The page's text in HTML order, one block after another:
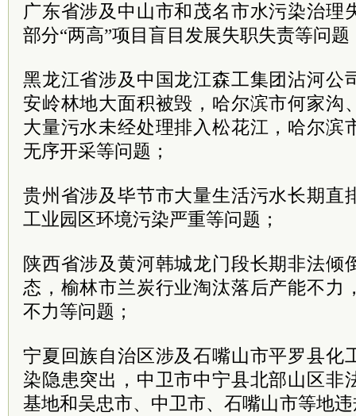
广东省涉及中山市和茂名市水污染治理
部分“两高”项目盲目发展失职失责等问题
黑龙江省涉及中国龙江森工集团沾河公
安岭林地大面积被毁，哈尔滨市何家沟
大量污水未经处理排入松花江，哈尔滨
无序开采等问题；
贵州省涉及毕节市大量生活污水长期直
工业园区环境污染严重等问题；
陕西省涉及黄河韩城龙门段长期非法倾
态，榆林市兰炭行业淘汰落后产能不力
不力等问题；
宁夏回族自治区涉及石嘴山市平罗县化
染隐患突出，中卫市中宁县北部山区非
基地和吴忠市、中卫市、石嘴山市等地